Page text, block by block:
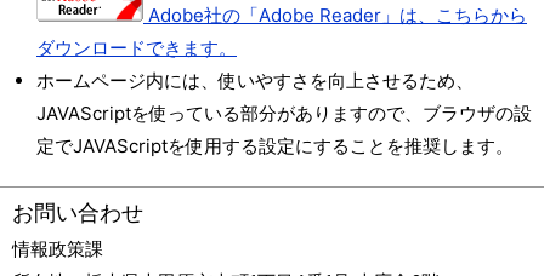
Adobe社の「Adobe Reader」は、こちらから
ダウンロードできます。
ホームページ内には、使いやすさを向上させるため、
JAVAScriptを使っている部分がありますので、ブラウザの設
定でJAVAScriptを使用する設定にすることを推奨します。
お問い合わせ
情報政策課